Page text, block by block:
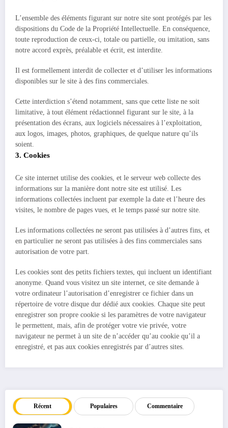
L’ensemble des éléments figurant sur notre site sont protégés par les
dispositions du Code de la Propriété Intellectuelle. En conséquence,
toute reproduction de ceux-ci, totale ou partielle, ou imitation, sans
notre accord exprès, préalable et écrit, est interdite.
Il est formellement interdit de collecter et d’utiliser les informations
disponibles sur le site à des fins commerciales.
Cette interdiction s’étend notamment, sans que cette liste ne soit
limitative, à tout élément rédactionnel figurant sur le site, à la
présentation des écrans, aux logiciels nécessaires à l’exploitation,
aux logos, images, photos, graphiques, de quelque nature qu’ils
soient.
3. Cookies
Ce site internet utilise des cookies, et le serveur web collecte des
informations sur la manière dont notre site est utilisé. Les
informations collectées incluent par exemple la date et l’heure des
visites, le nombre de pages vues, et le temps passé sur notre site.
Les informations collectées ne seront pas utilisées à d’autres fins, et
en particulier ne seront pas utilisées à des fins commerciales sans
autorisation de votre part.
Les cookies sont des petits fichiers textes, qui incluent un identifiant
anonyme. Quand vous visitez un site internet, ce site demande à
votre ordinateur l’autorisation d’enregistrer ce fichier dans un
répertoire de votre disque dur dédié aux cookies. Chaque site peut
enregistrer son propre cookie si les paramètres de votre navigateur
le permettent, mais, afin de protéger votre vie privée, votre
navigateur ne permet à un site de n’accéder qu’au cookie qu’il a
enregistré, et pas aux cookies enregistrés par d’autres sites.
Récent Populaires Commentaire